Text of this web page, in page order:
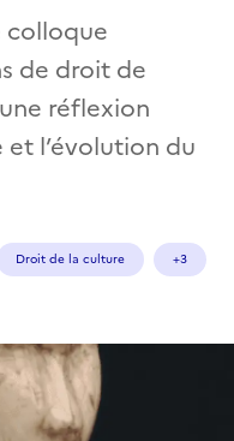
colloque
de droit de
réflexion
l’évolution du
Droit de la culture +3